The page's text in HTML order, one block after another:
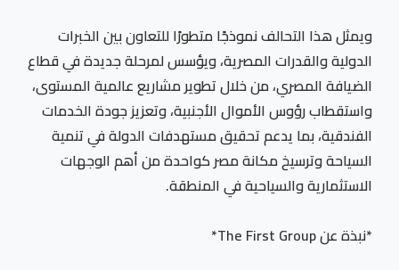
ويمثل هذا التحالف نموذجًا متطورًا للتعاون بين الخبرات
الدولية والقدرات المصرية، ويؤسس لمرحلة جديدة في قطاع
الضيافة المصري، من خلال تطوير مشاريع عالمية المستوى،
واستقطاب رؤوس الأموال الأجنبية، وتعزيز جودة الخدمات
الفندقية، بما يدعم تحقيق مستهدفات الدولة في تنمية
السياحة وترسيخ مكانة مصر كواحدة من أهم الوجهات
الاستثمارية والسياحية في المنطقة.
*نبذة عن The First Group*